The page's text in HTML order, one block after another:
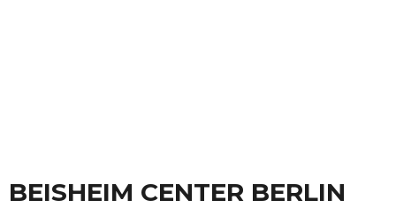
BEISHEIM CENTER BERLIN